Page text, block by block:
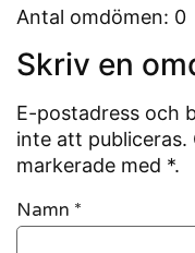
Antal omdömen: 0
Skriv en
E-postadress och
inte att
markerade med *.
Namn *